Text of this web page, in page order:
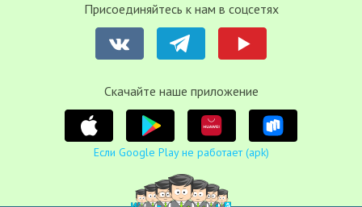
Присоединяйтесь к нам в соцсетях
Cкачайте наше приложение
Если Google Play не работает (apk)